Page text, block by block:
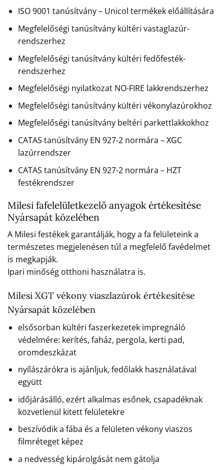
ISO 9001 tanúsítvány – Unicol termékek előállítására
Megfelelőségi tanúsítvány kültéri vastaglazúr-
rendszerhez
Megfelelőségi tanúsítvány kültéri fedőfesték-
rendszerhez
Megfelelőségi nyilatkozat NO-FIRE lakkrendszerhez
Megfelelőségi tanúsítvány kültéri vékonylazúrokhoz
Megfelelőségi tanúsítvány beltéri parkettlakkokhoz
CATAS tanúsítvány EN 927-2 normára – XGC
lazúrrendszer
CATAS tanúsítvány EN 927-2 normára – HZT
festékrendszer
Milesi fafelelületkezelő anyagok értékesítése
Nyársapát közelében
A Milesi festékek garantálják, hogy a fa felületeink a
természetes megjelenésen túl a megfelelő favédelmet
is megkapják.
Ipari minőség otthoni használatra is.
Milesi XGT vékony viaszlazúrok értékesítése
Nyársapát közelében
elsősorban kültéri faszerkezetek impregnáló
védelmére: kerítés, faház, pergola, kerti pad,
oromdeszkázat
nyílászárókra is ajánljuk, fedőlakk használatával
együtt
időjárásálló, ezért alkalmas esőnek, csapadéknak
közvetlenül kitett felületekre
beszívódik a fába és a felületen vékony viaszos
filmréteget képez
a nedvesség kipárolgását nem gátolja